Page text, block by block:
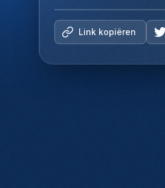
Link kopiëren